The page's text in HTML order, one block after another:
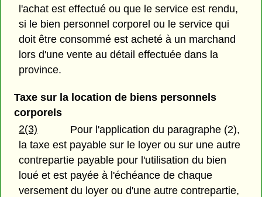
l'achat est effectué ou que le service est rendu,
si le bien personnel corporel ou le service qui
doit être consommé est acheté à un marchand
lors d'une vente au détail effectuée dans la
province.
Taxe sur la location de biens personnels
corporels
2(3)
Pour l'application du paragraphe (2),
la taxe est payable sur le loyer ou sur une autre
contrepartie payable pour l'utilisation du bien
loué et est payée à l'échéance de chaque
versement du loyer ou d'une autre contrepartie,